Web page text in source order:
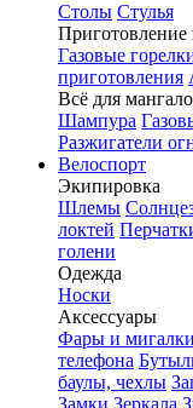
Столы Стулья
Газовые
приготовления
Всё для
Шампура
Разжигатели
Велоспорт
Экипировка
Шлемы
локтей
голени
Одежда
Носки
Аксессуары
Фары и мигалки
телефона
баулы, чехлы